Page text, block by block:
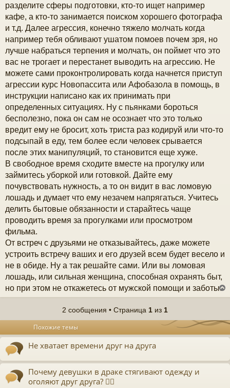
разделите сферы подготовки, кто-то ищет например
кафе, а кто-то занимается поиском хорошего фотографа
и т.д. Далее агрессия, конечно тяжело молчать когда
например тебя обливают ушатом помоев почем зря, но
лучше набраться терпения и молчать, он поймет что это
вас не трогает и перестанет выводить на агрессию. Не
можете сами проконтролировать когда начнется приступ
агрессии курс Новопассита или Афобазола в помощь, в
инструкции написано как их принимать при
определенных ситуациях. Ну с пьянками бороться
бесполезно, пока он сам не осознает что это только
вредит ему не бросит, хоть триста раз кодируй или что-то
подсыпай в еду, тем более если человек срывается
после этих манипуляций, то становится еще хуже.
В свободное время сходите вместе на прогулку или
займитесь уборкой или готовкой. Дайте ему
почувствовать нужность, а то он видит в вас ломовую
лошадь и думает что ему незачем напрягаться. Учитесь
делить бытовые обязанности и старайтесь чаще
проводить время за прогулками или просмотром
фильма.
От встреч с друзьями не отказывайтесь, даже можете
устроить встречу ваших и его друзей всем будет весело и
не в обиде. Ну а так решайте сами. Или вы ломовая
лошадь, или сильная женщина, способная охранять быт,
но при этом не откажетесь от мужской помощи и заботы.
е
у
ь
к
2 сообщения • Страница 1 из 1
Похожие темы
Не хватает времени друг на друга
Почему девушки в драке стягивают одежду и
оголяют друг друга? 🤷‍♀️